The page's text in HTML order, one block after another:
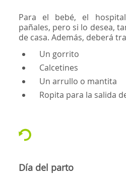
Para el bebé, el
pañales, pero si lo desea,
de casa. Además, deberá
Un gorrito
Calcetines
Un arrullo o mantita
Ropita para la salida
Día del parto